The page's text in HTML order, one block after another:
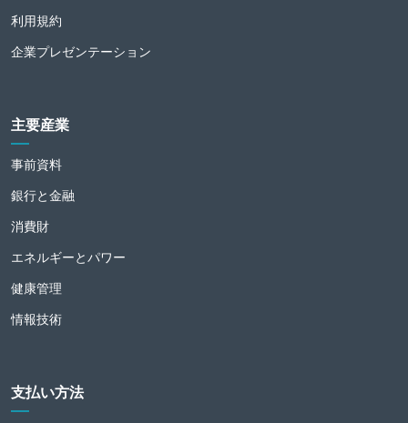
利用規約
企業プレゼンテーション
主要産業
事前資料
銀行と金融
消費財
エネルギーとパワー
健康管理
情報技術
支払い方法